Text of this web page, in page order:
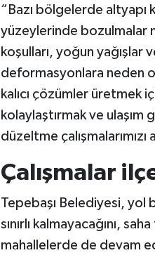
“Bazı bölgelerde altyapı
yüzeylerinde bozulmalar
koşulları, yoğun yağışlar
deformasyonlara neden
kalıcı çözümler üretmek
kolaylaştırmak ve ulaşım
düzeltme
Çalışmalar
Tepebaşı Belediyesi, yol
sınırlı kalmayacağını,
mahallelerde de devam